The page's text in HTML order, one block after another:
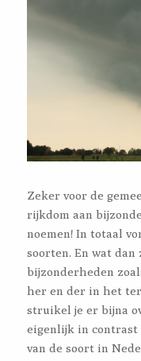
Zeker voor de
rijkdom aan
noemen! In totaal
soorten. En wat dan
bijzonderheden
her en der in het
struikel je er bijna
eigenlijk in contrast
van de soort in